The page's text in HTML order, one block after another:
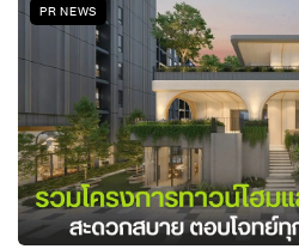
PR NEWS